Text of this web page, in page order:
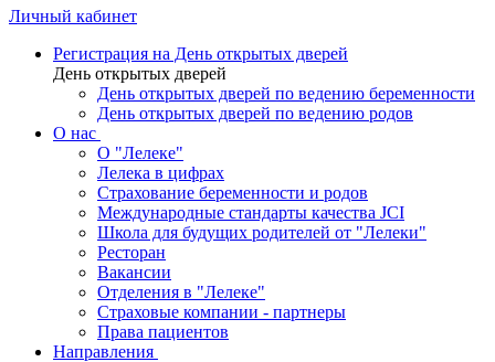
Личный кабинет
Регистрация на День открытых дверей
День открытых дверей
День открытых дверей по ведению беременности
День открытых дверей по ведению родов
О нас
О "Лелеке"
Лелека в цифрах
Страхование беременности и родов
Международные стандарты качества JCI
Школа для будущих родителей от "Лелеки"
Ресторан
Вакансии
Отделения в "Лелеке"
Страховые компании - партнеры
Права пациентов
Направления